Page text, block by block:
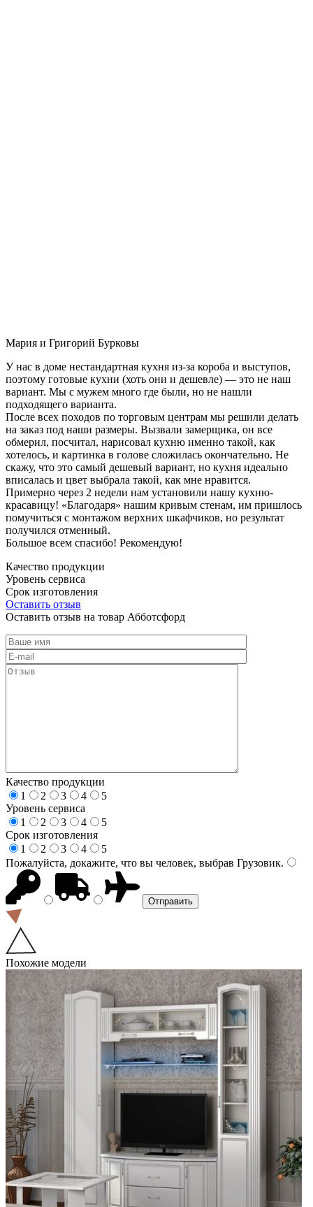
Мария и Григорий Бурковы
У нас в доме нестандартная кухня из-за короба и выступов,
поэтому готовые кухни (хоть они и дешевле) — это не наш
вариант. Мы с мужем много где были, но не нашли
подходящего варианта.
После всех походов по торговым центрам мы решили делать
на заказ под наши размеры. Вызвали замерщика, он все
обмерил, посчитал, нарисовал кухню именно такой, как
хотелось, и картинка в голове сложилась окончательно. Не
скажу, что это самый дешевый вариант, но кухня идеально
вписалась и цвет выбрала такой, как мне нравится.
Примерно через 2 недели нам установили нашу кухню-
красавицу! «Благодаря» нашим кривым стенам, им пришлось
помучиться с монтажом верхних шкафчиков, но результат
получился отменный.
Большое всем спасибо! Рекомендую!
Качество продукции
Уровень сервиса
Срок изготовления
Оставить отзыв
Оставить отзыв на товар Абботсфорд
Качество продукции
1
2 3 4
5
Уровень сервиса
1
2 3 4
5
Срок изготовления
1
2 3 4
5
Пожалуйста, докажите, что вы человек, выбрав Грузовик.
Похожие модели